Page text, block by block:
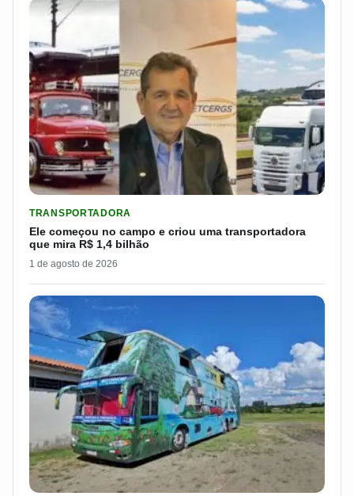
TRANSPORTADORA
Ele começou no campo e criou uma transportadora
que mira R$ 1,4 bilhão
1 de agosto de 2026